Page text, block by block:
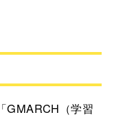
GMARCH（学習